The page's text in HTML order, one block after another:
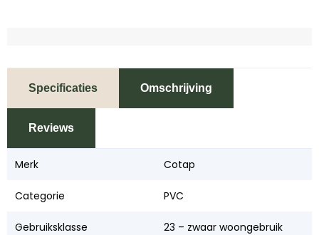
Specificaties Omschrijving
Reviews
Merk Cotap
Categorie PVC
Gebruiksklasse 23 – zwaar woongebruik